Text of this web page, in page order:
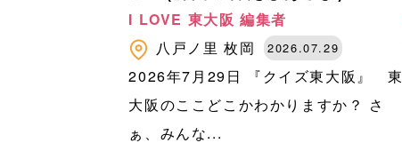
I LOVE 東大阪 編集者
八戸ノ里 枚岡 2026.07.29
2026年7月29日 『クイズ東大阪』 東
大阪のここどこかわかりますか？ さ
ぁ、みんな...